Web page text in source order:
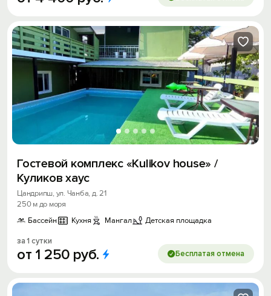
Гостевой комплекс «Kulikov house» /
Куликов хаус
Цандрипш, ул. Чанба, д. 21
250 м до моря
Бассейн
Кухня Мангал Детская площадка
за 1 сутки
от 1 250 руб. Бесплатая отмена